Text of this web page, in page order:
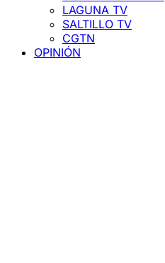
LAGUNA TV
SALTILLO TV
CGTN
OPINIÓN